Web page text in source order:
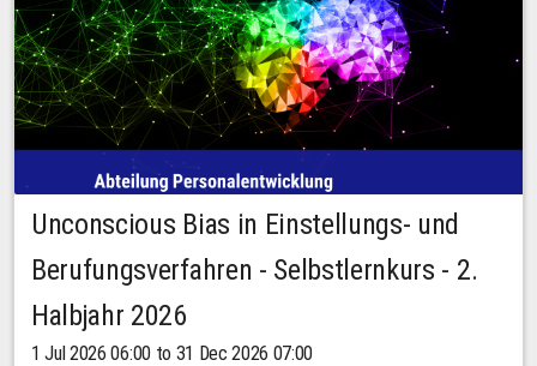
Unconscious Bias in Einstellungs- und
Berufungsverfahren - Selbstlernkurs - 2.
Halbjahr 2026
1 Jul 2026 06:00 to 31 Dec 2026 07:00